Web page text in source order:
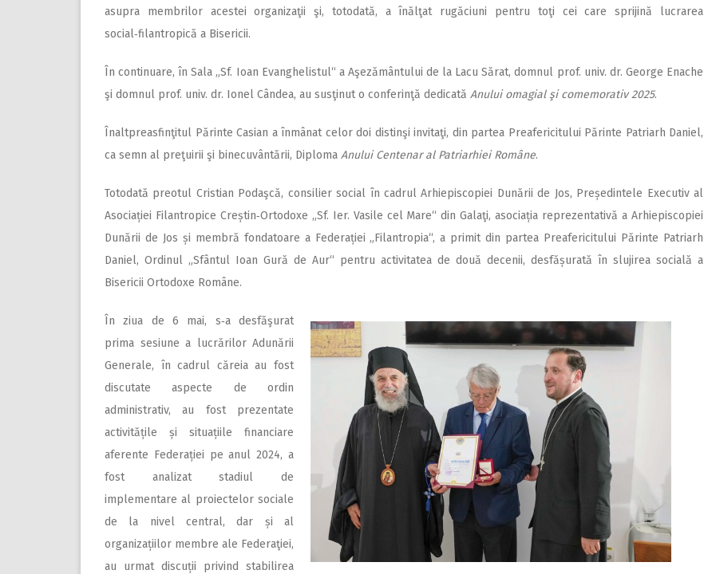
asupra membrilor acestei organizaţii şi, totodată, a înălţat rugăciuni pentru toţi cei care sprijină lucrarea
social‑filantropică a Bisericii.
În continuare, în Sala „Sf. Ioan Evanghelistul“ a Aşezământului de la Lacu Sărat, domnul prof. univ. dr. George Enache
şi domnul prof. univ. dr. Ionel Cândea, au susţinut o conferinţă dedicată Anului omagial şi comemorativ 2025.
Înaltpreasfinţitul Părinte Casian a înmânat celor doi distinşi invitaţi, din partea Preafericitului Părinte Patriarh Daniel,
ca semn al preţuirii şi binecuvântării, Diploma Anului Centenar al Patriarhiei Române.
Totodată preotul Cristian Podaşcă, consilier social în cadrul Arhiepiscopiei Dunării de Jos, Președintele Executiv al
Asociației Filantropice Creștin‑Ortodoxe „Sf. Ier. Vasile cel Mare“ din Galaţi, asociația reprezentativă a Arhiepiscopiei
Dunării de Jos și membră fondatoare a Federației „Filantropia“, a primit din partea Preafericitului Părinte Patriarh
Daniel, Ordinul „Sfântul Ioan Gură de Aur“ pentru activitatea de două decenii, desfășurată în slujirea socială a
Bisericii Ortodoxe Române.
În ziua de 6 mai, s‑a desfăşurat
prima sesiune a lucrărilor Adunării
Generale, în cadrul căreia au fost
discutate aspecte de ordin
administrativ, au fost prezentate
activitățile și situațiile financiare
aferente Federației pe anul 2024, a
fost analizat stadiul de
implementare al proiectelor sociale
de la nivel central, dar și al
organizațiilor membre ale Federaţiei,
au urmat discuții privind stabilirea